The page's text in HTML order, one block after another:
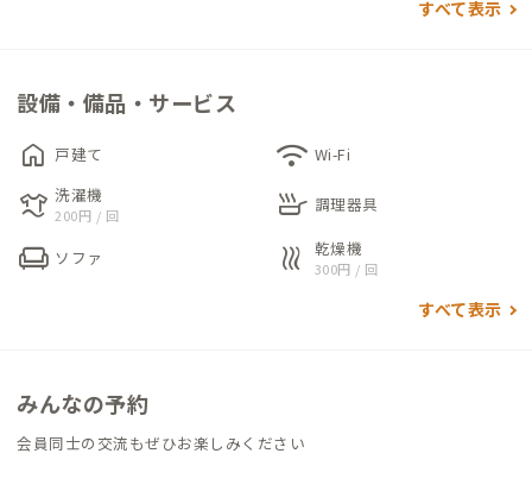
います。また、4人掛けテーブル・チェアも備わっていて、コワ
られ、デスクワークをするには十分ですが、1階の個室のみ襖仕
切りの為、防音性はやや弱く、オンラインMTGの環境としては
不向きです。
建物全体に日本家屋の雰囲気があり、中でもお花の先生であった
先代が趣向を凝らしたお庭がこの家の一番の魅力です。
縁側にはゆったりした一人掛けソファが2脚ありますので、お仕
すべて表示
設備・備品・サービス
home 戸建て wifi Wi-Fi
laundry 洗濯機
200円 / 回 skillet 調理器具
chair ソファ heat 乾燥機
300円 / 回
すべて表示
みんなの予約
会員同士の交流もぜひお楽しみください